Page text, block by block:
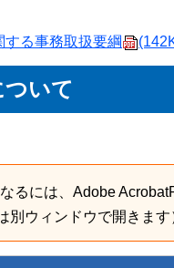
る事務取扱要綱
いて
るには、Adobe
別ウィンドウで開きま